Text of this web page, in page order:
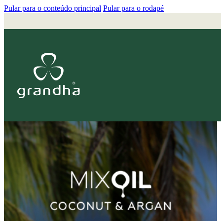
Pular para o conteúdo principal Pular para o rodapé